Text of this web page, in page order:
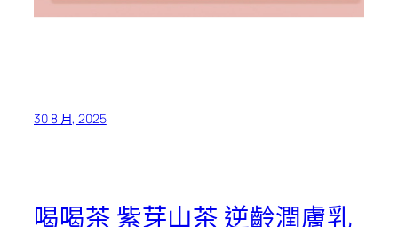
30 8 月, 2025
喝喝茶 紫芽山茶 逆齡潤膚乳